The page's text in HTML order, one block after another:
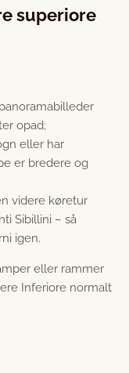
superiore
opad;
eller har
er bredere og
videre køretur
Sibillini – så
igen.
eller rammer
Inferiore normalt